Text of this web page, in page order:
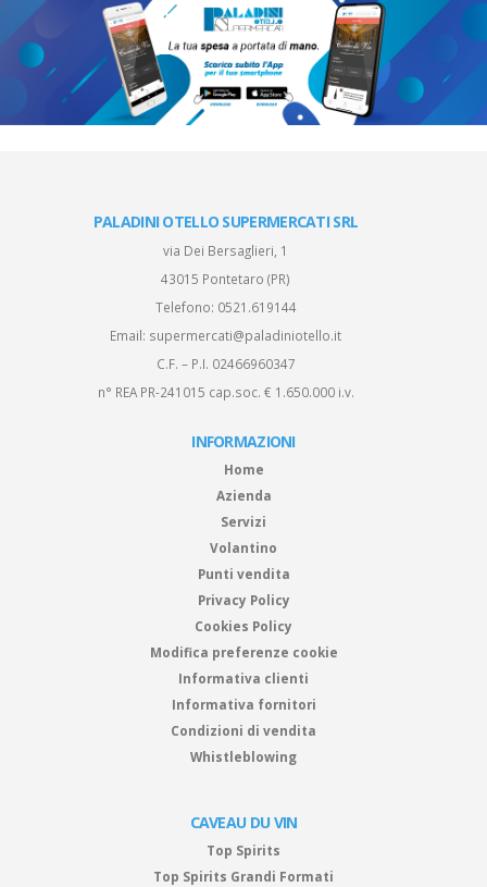
PALADINI OTELLO SUPERMERCATI SRL
via Dei Bersaglieri, 1
43015 Pontetaro (PR)
Telefono: 0521.619144
Email: supermercati@paladiniotello.it
C.F. – P.I. 02466960347
n° REA PR-241015 cap.soc. € 1.650.000 i.v.
INFORMAZIONI
Home
Azienda
Servizi
Volantino
Punti vendita
Privacy Policy
Cookies Policy
Modifica preferenze cookie
Informativa clienti
Informativa fornitori
Condizioni di vendita
Whistleblowing
CAVEAU DU VIN
Top Spirits
Top Spirits Grandi Formati